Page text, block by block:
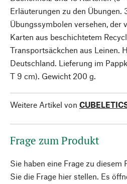
Erläuterungen zu den Übungen.
Übungssymbolen versehen, der
Karten aus beschichtetem
Transportsäckchen aus Leinen.
Deutschland. Lieferung im
T 9 cm). Gewicht 200 g.
Weitere Artikel von
Frage zum Produkt
Sie haben eine Frage zu diesem
Sie die Frage hier stellen. Es